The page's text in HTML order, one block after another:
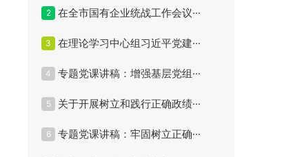
2 在全市国有企业统战工作会议···
3 在理论学习中心组习近平党建···
4 专题党课讲稿：增强基层党组···
5 关于开展树立和践行正确政绩···
6 专题党课讲稿：牢固树立正确···